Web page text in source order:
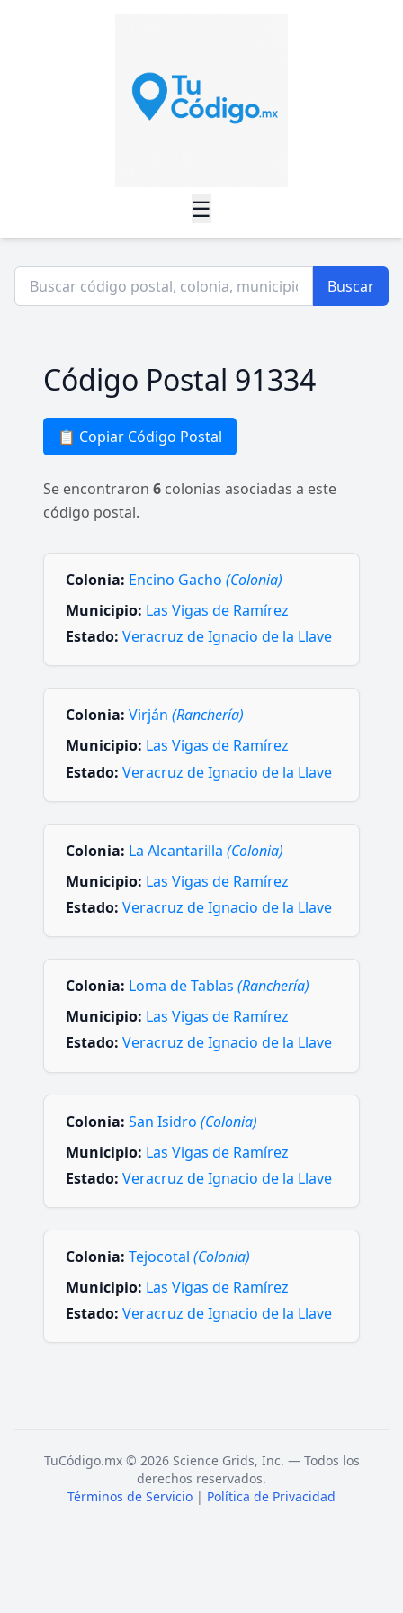
☰
Buscar
Código Postal 91334
📋 Copiar Código Postal
Se encontraron 6 colonias asociadas a este
código postal.
Colonia: Encino Gacho (Colonia)
Municipio: Las Vigas de Ramírez
Estado: Veracruz de Ignacio de la Llave
Colonia: Virján (Ranchería)
Municipio: Las Vigas de Ramírez
Estado: Veracruz de Ignacio de la Llave
Colonia: La Alcantarilla (Colonia)
Municipio: Las Vigas de Ramírez
Estado: Veracruz de Ignacio de la Llave
Colonia: Loma de Tablas (Ranchería)
Municipio: Las Vigas de Ramírez
Estado: Veracruz de Ignacio de la Llave
Colonia: San Isidro (Colonia)
Municipio: Las Vigas de Ramírez
Estado: Veracruz de Ignacio de la Llave
Colonia: Tejocotal (Colonia)
Municipio: Las Vigas de Ramírez
Estado: Veracruz de Ignacio de la Llave
TuCódigo.mx © 2026 Science Grids, Inc. — Todos los
derechos reservados.
Términos de Servicio | Política de Privacidad